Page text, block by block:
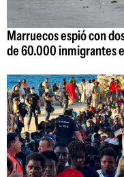
Marruecos espió con
de 60.000 inmigrantes